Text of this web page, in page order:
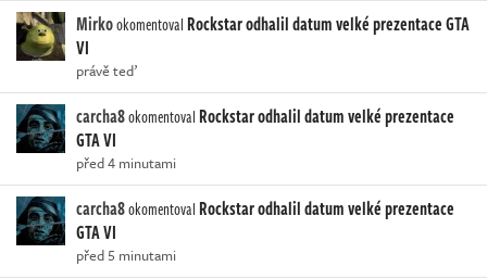
Mirkookomentoval Rockstar odhalil datum velké prezentace GTA
VI
právě teď
carcha8okomentoval Rockstar odhalil datum velké prezentace
GTA VI
před 4 minutami
carcha8okomentoval Rockstar odhalil datum velké prezentace
GTA VI
před 5 minutami